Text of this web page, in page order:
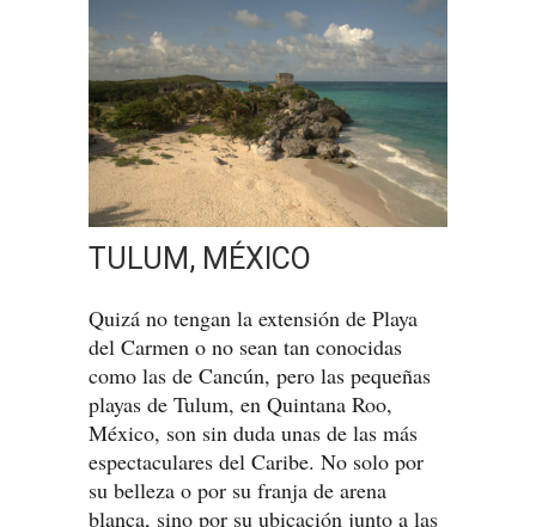
TULUM, MÉXICO
Quizá no tengan la extensión de Playa
del Carmen o no sean tan conocidas
como las de Cancún, pero las pequeñas
playas de Tulum, en Quintana Roo,
México, son sin duda unas de las más
espectaculares del Caribe. No solo por
su belleza o por su franja de arena
blanca, sino por su ubicación junto a las